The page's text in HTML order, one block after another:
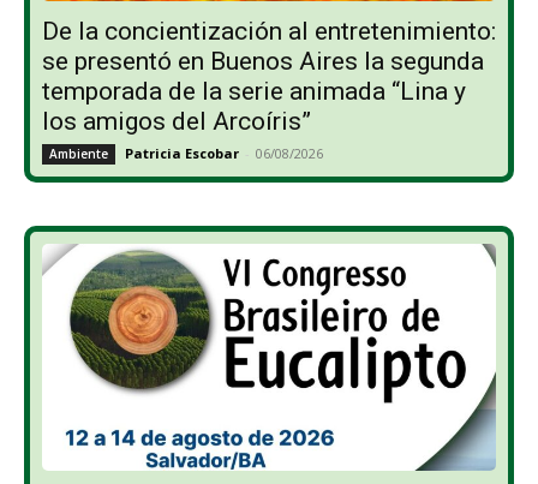
De la concientización al entretenimiento:
se presentó en Buenos Aires la segunda
temporada de la serie animada “Lina y
los amigos del Arcoíris”
Ambiente Patricia Escobar - 06/08/2026